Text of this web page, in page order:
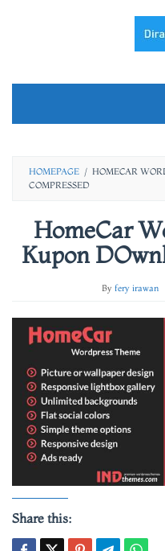
HOMEPAGE / HOMECAR
COMPRESSED
HomeCar
Kupon
By fery irawan
Share this: